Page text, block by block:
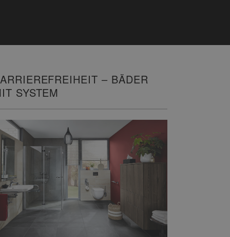
– BÄDER
SYSTEM